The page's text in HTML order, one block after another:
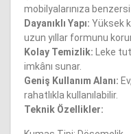
mobilyalarınıza
Dayanıklı Yapı: Yüksek
uzun yıllar formunu
Kolay Temizlik: Leke
imkânı sunar.
Geniş Kullanım Alanı:
rahatlıkla kullanılabilir.
Teknik Özellikler: